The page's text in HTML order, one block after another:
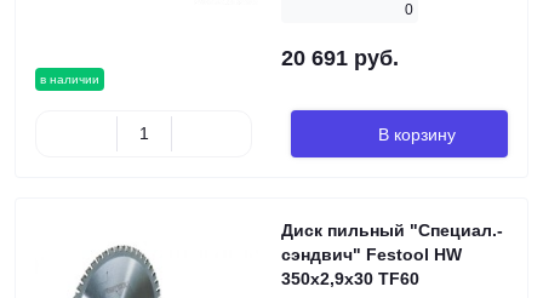
в наличии
0
20 691 руб.
В корзину
Диск пильный "Специал.-
сэндвич" Festool HW
350x2,9x30 TF60